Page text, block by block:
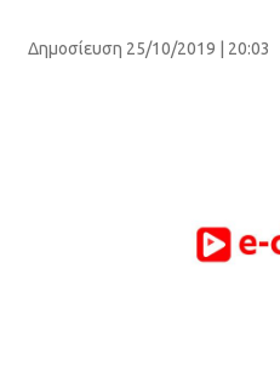
Viral
Δημοσίευση 25/10/2019 | 20:03